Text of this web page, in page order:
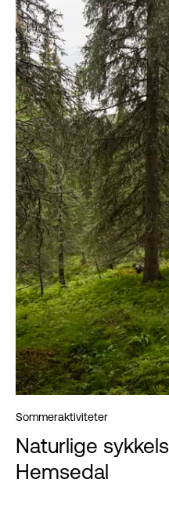
Sommeraktiviteter
Naturlige
Hemsedal